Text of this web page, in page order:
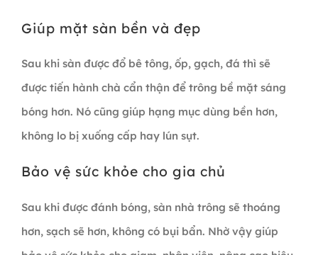
Giúp mặt sàn bền và đẹp
Sau khi sàn được đổ bê tông, ốp, gạch, đá thì sẽ
được tiến hành chà cẩn thận để trông bề mặt sáng
bóng hơn. Nó cũng giúp hạng mục dùng bền hơn,
không lo bị xuống cấp hay lún sụt.
Bảo vệ sức khỏe cho gia chủ
Sau khi được đánh bóng, sàn nhà trông sẽ thoáng
hơn, sạch sẽ hơn, không có bụi bẩn. Nhờ vậy giúp